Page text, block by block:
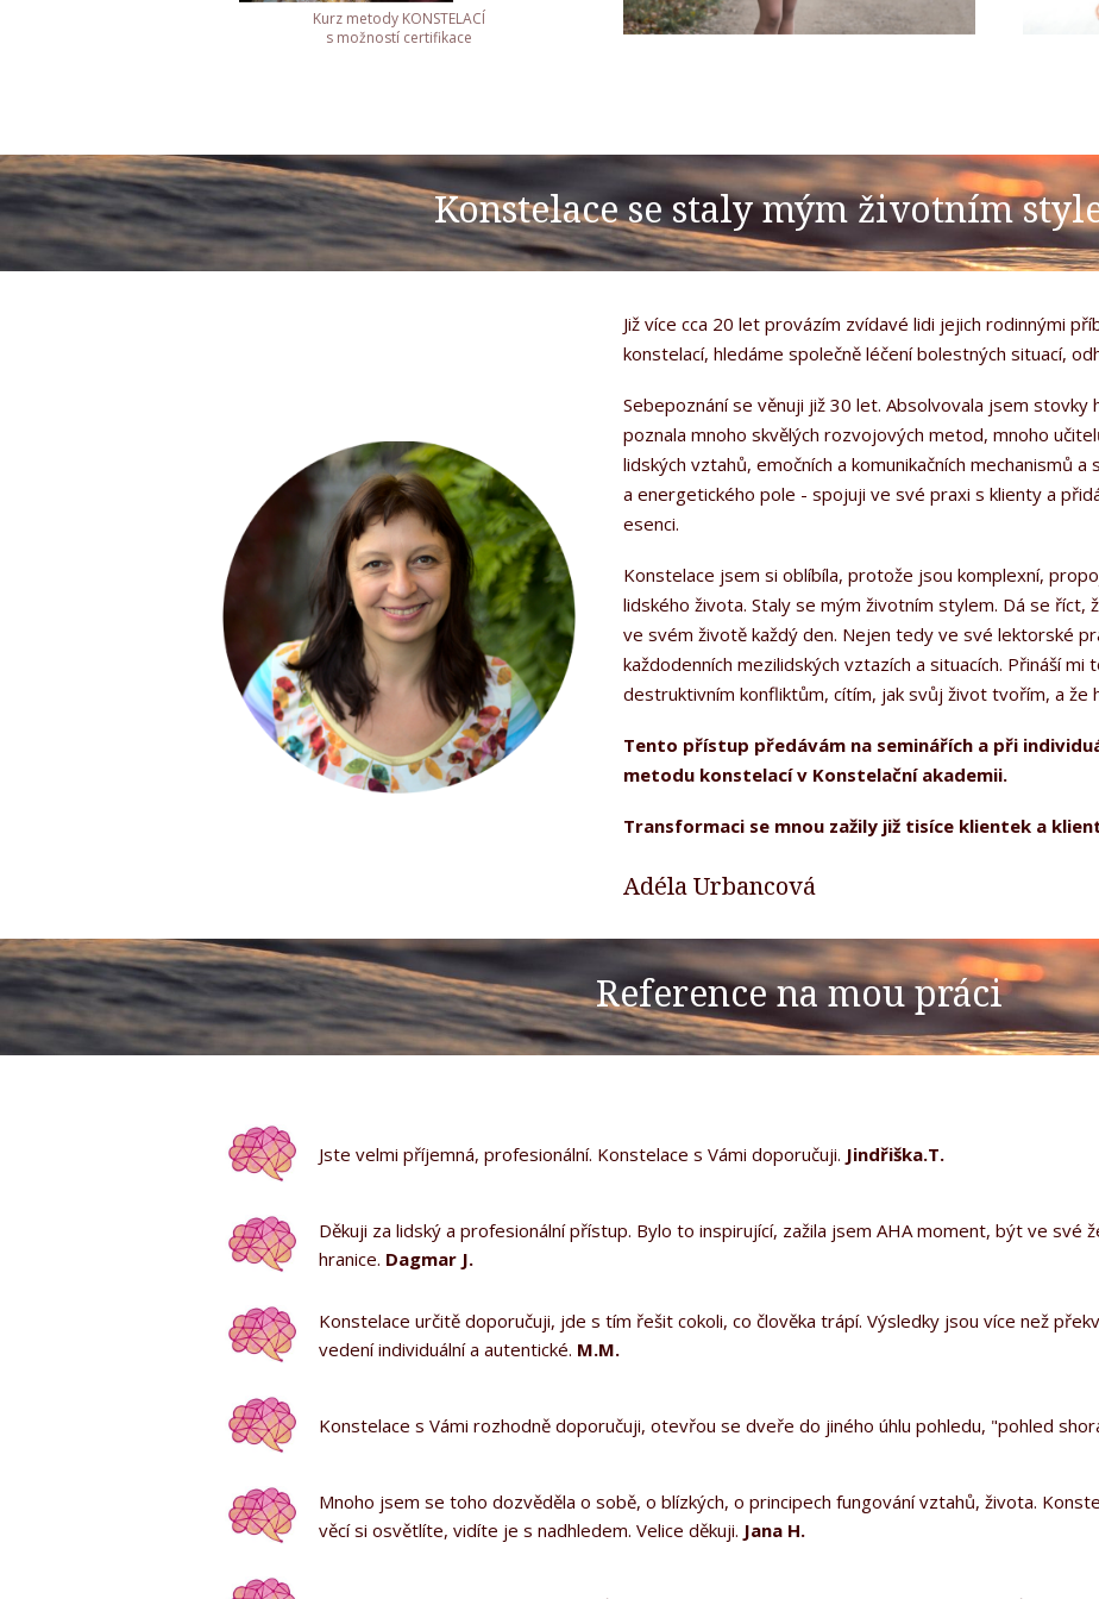
Kurz metody KONSTELACÍ
s možností certifikace
Konstelace se staly mým životním
Již více cca 20 let provázím zvídavé lidi jejich rodinnými
konstelací, hledáme společně léčení bolestných situací,
Sebepoznání se věnuji již 30 let. Absolvovala jsem stovky
poznala mnoho skvělých rozvojových metod, mnoho
lidských vztahů, emočních a komunikačních mechanismů a
a energetického pole - spojuji ve své praxi s klienty a
esenci.
Konstelace jsem si oblíbíla, protože jsou komplexní,
lidského života. Staly se mým životním stylem. Dá se říct,
ve svém životě každý den. Nejen tedy ve své lektorské
každodenních mezilidských vztazích a situacích. Přináší
destruktivním konfliktům, cítím, jak svůj život tvořím, a že
Tento přístup předávám na seminářích a při
metodu konstelací v Konstelační akademii.
Transformaci se mnou zažily již tisíce klientek a
Adéla Urbancová
Reference na mou práci
Jste velmi příjemná, profesionální. Konstelace s Vámi doporučuji. Jindřiška.T.
Děkuji za lidský a profesionální přístup. Bylo to inspirující, zažila jsem AHA moment, být ve své
hranice. Dagmar J.
Konstelace určitě doporučuji, jde s tím řešit cokoli, co člověka trápí. Výsledky jsou více než
vedení individuální a autentické. M.M.
Konstelace s Vámi rozhodně doporučuji, otevřou se dveře do jiného úhlu pohledu, "pohled
Mnoho jsem se toho dozvěděla o sobě, o blízkých, o principech fungování vztahů, života.
věcí si osvětlíte, vidíte je s nadhledem. Velice děkuji. Jana H.